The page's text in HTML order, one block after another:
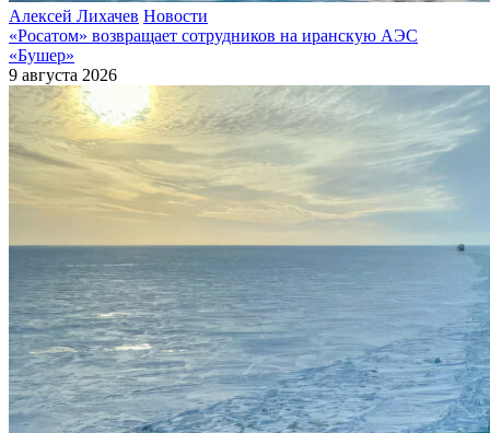
Алексей Лихачев Новости
«Росатом» возвращает сотрудников на иранскую АЭС
«Бушер»
9 августа 2026